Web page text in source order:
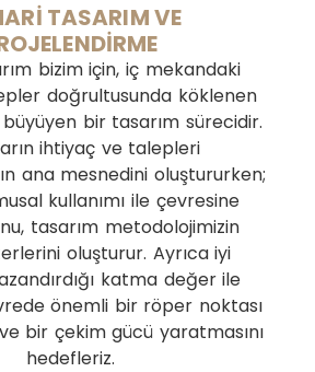
TASARIM VE
bizim için, iç mekandaki
doğrultusunda köklenen
bir tasarım sürecidir.
ihtiyaç ve talepleri
ana mesnedini oluştururken;
kullanımı ile çevresine
tasarım metodolojimizin
oluşturur. Ayrıca iyi
katma değer ile
önemli bir röper noktası
bir çekim gücü yaratmasını
hedefleriz.